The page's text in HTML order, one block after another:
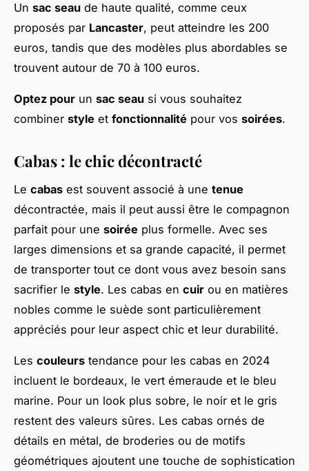
Un sac seau de haute qualité, comme ceux
proposés par Lancaster, peut atteindre les 200
euros, tandis que des modèles plus abordables se
trouvent autour de 70 à 100 euros.
Optez pour un sac seau si vous souhaitez
combiner style et fonctionnalité pour vos soirées.
Cabas : le chic décontracté
Le cabas est souvent associé à une tenue
décontractée, mais il peut aussi être le compagnon
parfait pour une soirée plus formelle. Avec ses
larges dimensions et sa grande capacité, il permet
de transporter tout ce dont vous avez besoin sans
sacrifier le style. Les cabas en cuir ou en matières
nobles comme le suède sont particulièrement
appréciés pour leur aspect chic et leur durabilité.
Les couleurs tendance pour les cabas en 2024
incluent le bordeaux, le vert émeraude et le bleu
marine. Pour un look plus sobre, le noir et le gris
restent des valeurs sûres. Les cabas ornés de
détails en métal, de broderies ou de motifs
géométriques ajoutent une touche de sophistication